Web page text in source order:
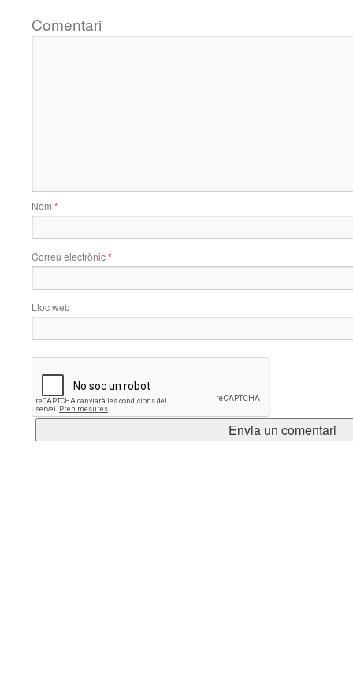
Comentari
Nom *
Correu electrònic*
Lloc web